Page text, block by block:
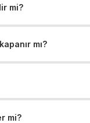
mi?
mı?
mi?